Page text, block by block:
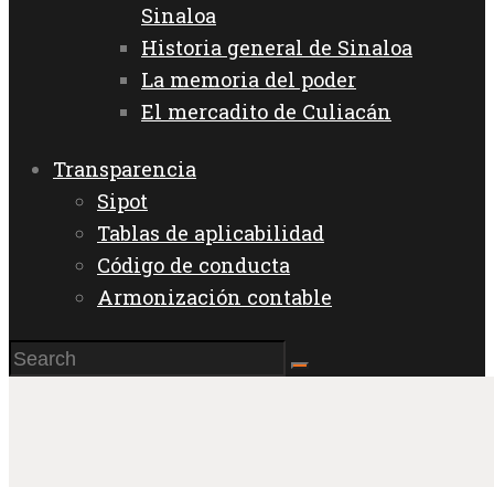
Sinaloa
Historia general de Sinaloa
La memoria del poder
El mercadito de Culiacán
Transparencia
Sipot
Tablas de aplicabilidad
Código de conducta
Armonización contable